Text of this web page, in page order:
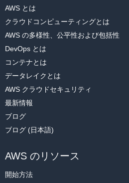
deploy メソッドはデプロイ可能なモデ
SageMaker ホスティングサービスエン
ドポイントを起動してモデルをホスト
エンドポイントに対して推論を実行す
デルによる読み取りが可能な形式で入
れ、人間が読める形式に推論出力が逆
する必要があります。次のコードでは、
json_deserializer
して) モデルに渡し、JSON 出力を生成
ます。
    fit_reg=False
plt.show()
TSNE プロットには、次の画像のよう
セット内の異なるトピッククラスター
NUM_TOPICS は 30 に設定されていま
いに近接している多くのトピックがあ
ることができます。最終的に、トピッ
タセットをパーティショニングするト
必要があります。
さまざまなトピック数を試し、視覚化
AWS とは
クラウドコンピューティングとは
AWS の多様性、公平性および包括性
DevOps とは
コンテナとは
データレイクとは
AWS クラウドセキュリティ
最新情報
ブログ
ブログ (日本語)
AWS のリソース
開始方法